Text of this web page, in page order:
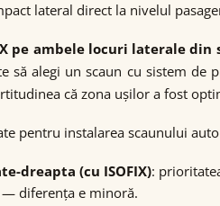
lateral direct la nivelul
pe ambele locuri laterale din
să alegi un scaun cu sistem de
că zona ușilor a fost
pentru instalarea scaunului
dreapta (cu ISOFIX):
diferența e minoră.